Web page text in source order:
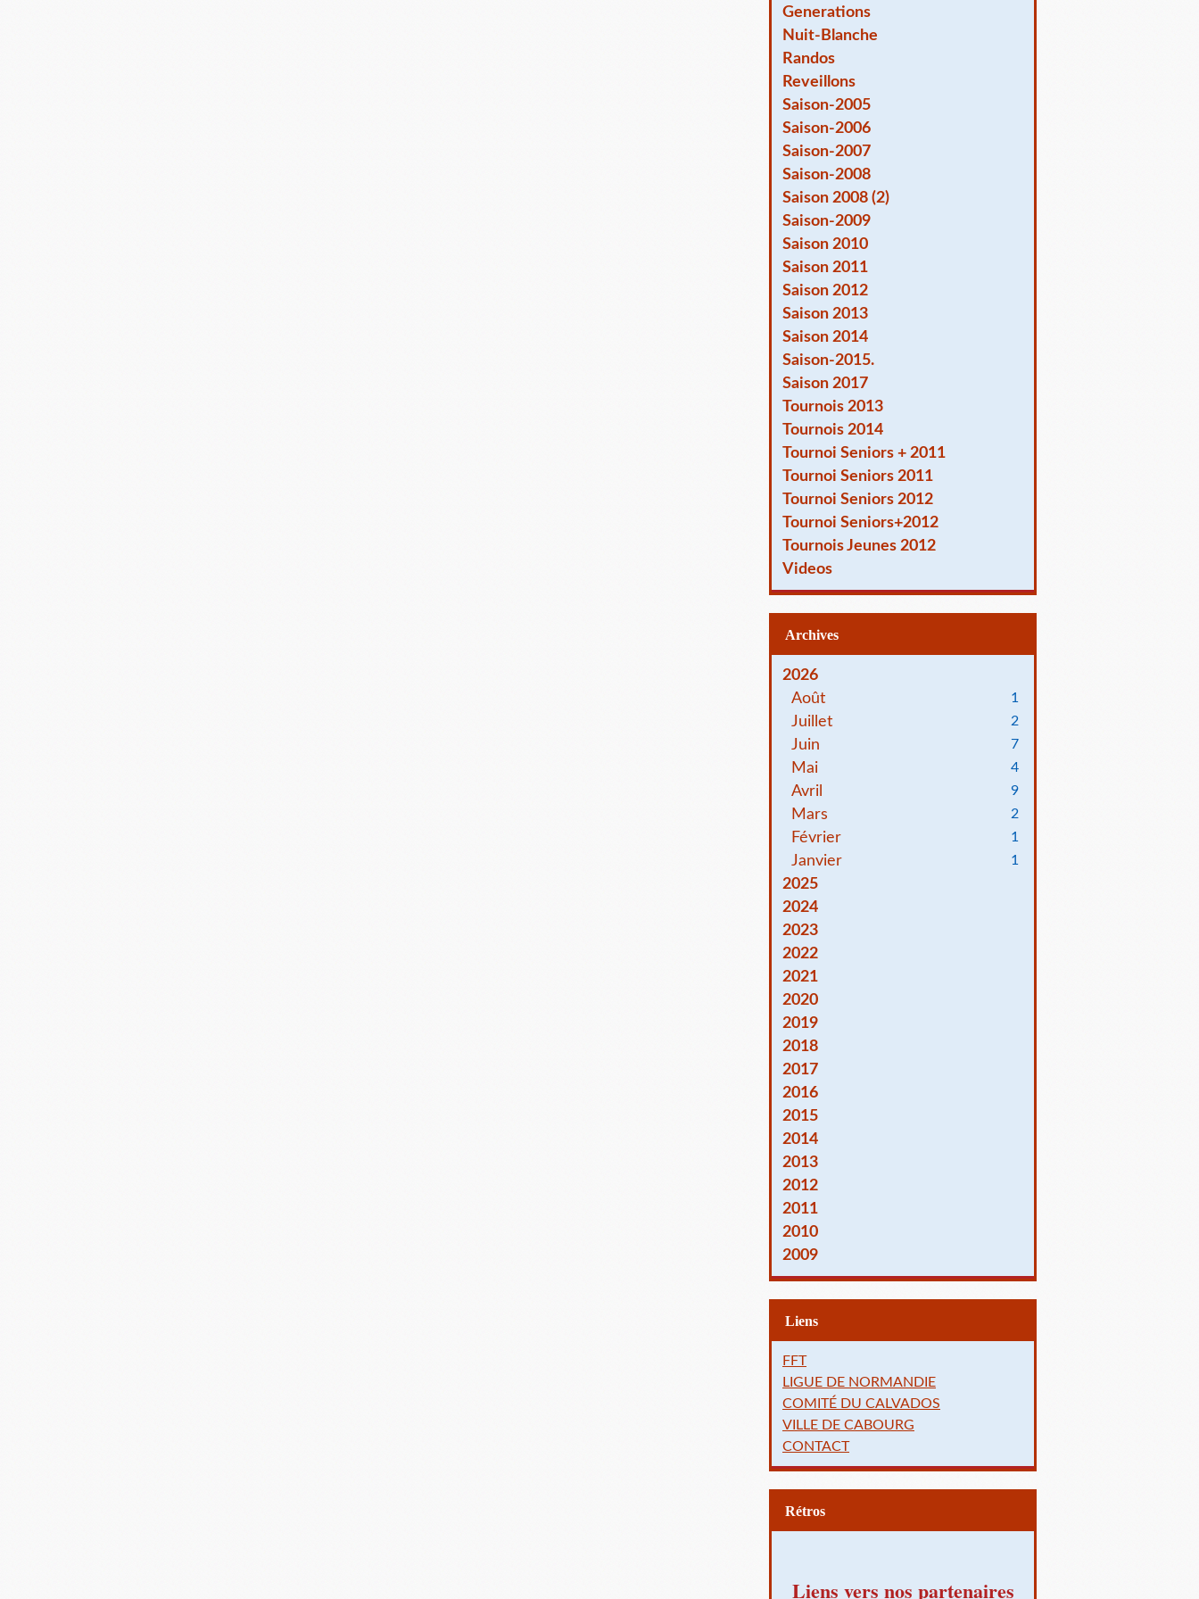
Generations
Nuit-Blanche
Randos
Reveillons
Saison-2005
Saison-2006
Saison-2007
Saison-2008
Saison 2008 (2)
Saison-2009
Saison 2010
Saison 2011
Saison 2012
Saison 2013
Saison 2014
Saison-2015.
Saison 2017
Tournois 2013
Tournois 2014
Tournoi Seniors + 2011
Tournoi Seniors 2011
Tournoi Seniors 2012
Tournoi Seniors+2012
Tournois Jeunes 2012
Videos
Archives
2026
Août
1
Juillet 2
Juin 7
Mai 4
Avril 9
Mars 2
Février 1
Janvier 1
2025
2024
2023
2022
2021
2020
2019
2018
2017
2016
2015
2014
2013
2012
2011
2010
2009
Liens
FFT
LIGUE DE NORMANDIE
COMITÉ DU CALVADOS
VILLE DE CABOURG
CONTACT
Rétros
Liens vers nos partenaires